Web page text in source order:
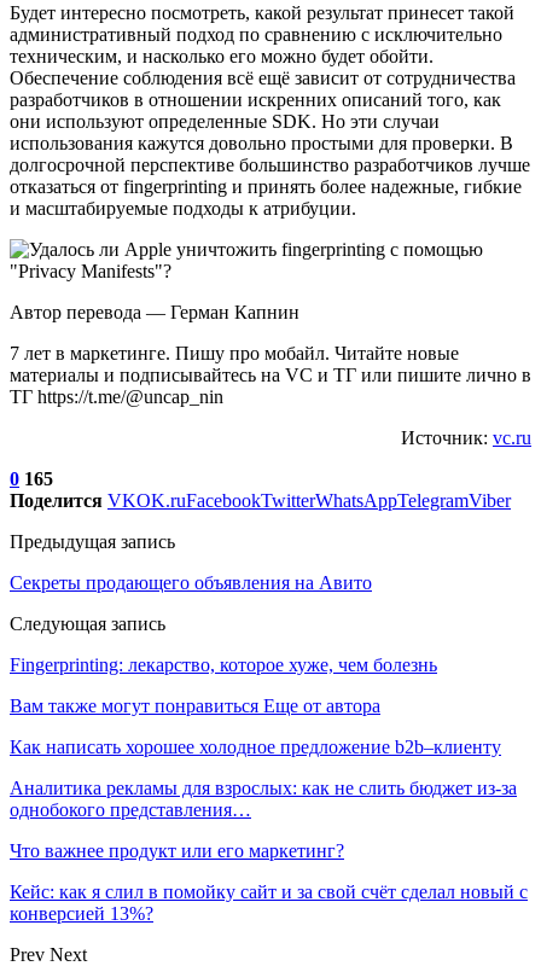
Будет интересно посмотреть, какой результат принесет такой
административный подход по сравнению с исключительно
техническим, и насколько его можно будет обойти.
Обеспечение соблюдения всё ещё зависит от сотрудничества
разработчиков в отношении искренних описаний того, как
они используют определенные SDK. Но эти случаи
использования кажутся довольно простыми для проверки. В
долгосрочной перспективе большинство разработчиков лучше
отказаться от fingerprinting и принять более надежные, гибкие
и масштабируемые подходы к атрибуции.
Автор перевода — Герман Капнин
7 лет в маркетинге. Пишу про мобайл. Читайте новые
материалы и подписывайтесь на VC и ТГ или пишите лично в
ТГ https://t.me/@uncap_nin
Источник: vc.ru
0 165
Поделится VKOK.ruFacebookTwitterWhatsAppTelegramViber
Предыдущая запись
Секреты продающего объявления на Авито
Следующая запись
Fingerprinting: лекарство, которое хуже, чем болезнь
Вам также могут понравиться Еще от автора
Как написать хорошее холодное предложение b2b–клиенту
Аналитика рекламы для взрослых: как не слить бюджет из-за
однобокого представления…
Что важнее продукт или его маркетинг?
Кейс: как я слил в помойку сайт и за свой счёт сделал новый с
конверсией 13%?
Prev Next